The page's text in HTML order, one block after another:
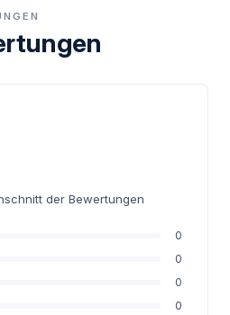
der Bewertungen
0
0
0
0